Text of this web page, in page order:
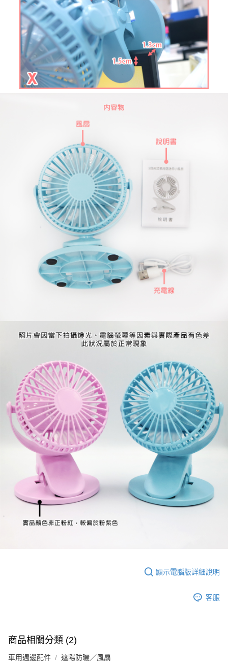
顯示電腦版詳細說明
客服
商品相關分類 (2)
車用週邊配件 遮陽防曬／風扇